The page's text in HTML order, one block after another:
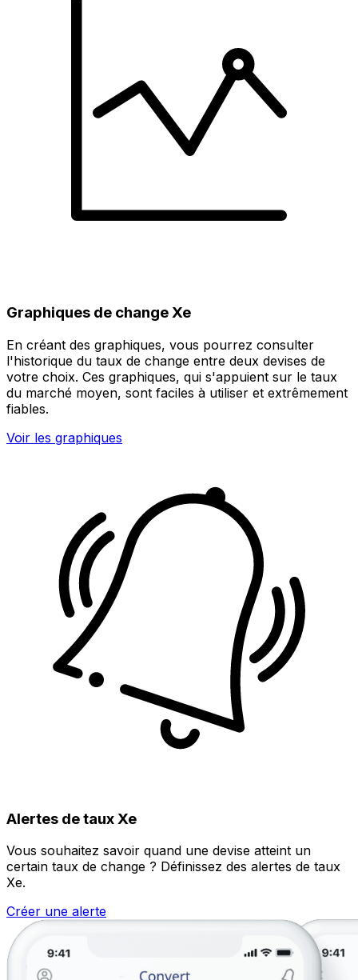
Graphiques de change Xe
En créant des graphiques, vous pourrez consulter
l'historique du taux de change entre deux devises de
votre choix. Ces graphiques, qui s'appuient sur le taux
du marché moyen, sont faciles à utiliser et extrêmement
fiables.
Voir les graphiques
Alertes de taux Xe
Vous souhaitez savoir quand une devise atteint un
certain taux de change ? Définissez des alertes de taux
Xe.
Créer une alerte